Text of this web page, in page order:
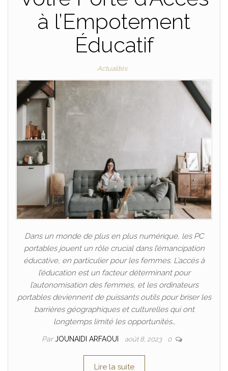
à l’Empotement
Éducatif
Actualités
Dans un monde de plus en plus numérique, les PC
portables jouent un rôle crucial dans l’émancipation
éducative, en particulier pour les femmes. L’accès à
l’éducation est un facteur déterminant pour
l’autonomisation des femmes, et les ordinateurs
portables deviennent de puissants outils pour briser les
barrières géographiques et culturelles qui ont
longtemps limité les opportunités…
ParJOUNAIDI ARFAOUI août 8, 2023 0
Lire la suite